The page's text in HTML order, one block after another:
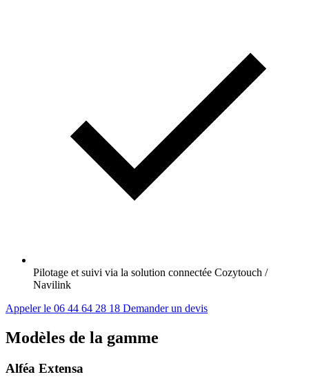
Pilotage et suivi via la solution connectée Cozytouch /
Navilink
Appeler le 06 44 64 28 18 Demander un devis
Modèles de la gamme
Alféa Extensa